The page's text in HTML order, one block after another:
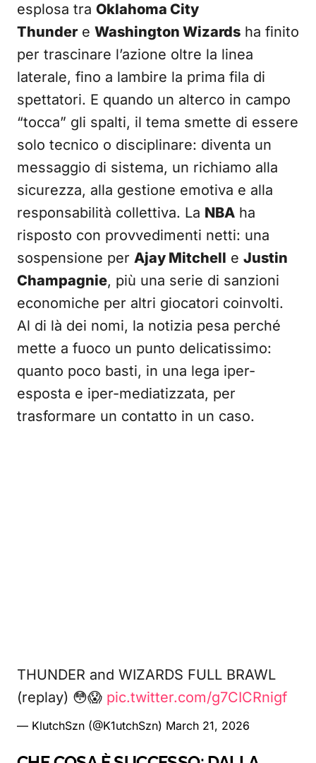
esplosa tra Oklahoma City
Thunder e Washington Wizards ha finito
per trascinare l’azione oltre la linea
laterale, fino a lambire la prima fila di
spettatori. E quando un alterco in campo
“tocca” gli spalti, il tema smette di essere
solo tecnico o disciplinare: diventa un
messaggio di sistema, un richiamo alla
sicurezza, alla gestione emotiva e alla
responsabilità collettiva. La NBA ha
risposto con provvedimenti netti: una
sospensione per Ajay Mitchell e Justin
Champagnie, più una serie di sanzioni
economiche per altri giocatori coinvolti.
Al di là dei nomi, la notizia pesa perché
mette a fuoco un punto delicatissimo:
quanto poco basti, in una lega iper-
esposta e iper-mediatizzata, per
trasformare un contatto in un caso.
THUNDER and WIZARDS FULL BRAWL
(replay) 😳😱 pic.twitter.com/g7CICRnigf
— KlutchSzn (@K1utchSzn) March 21, 2026